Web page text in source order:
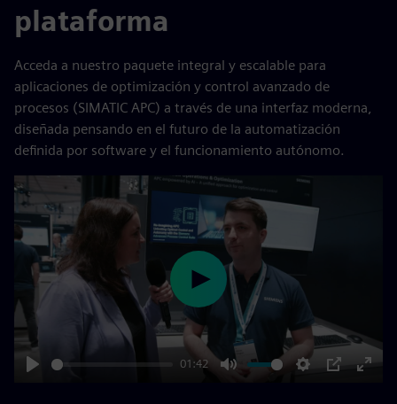
plataforma
Acceda a nuestro paquete integral y escalable para
aplicaciones de optimización y control avanzado de
procesos (SIMATIC APC) a través de una interfaz moderna,
diseñada pensando en el futuro de la automatización
definida por software y el funcionamiento autónomo.
01:42
Play